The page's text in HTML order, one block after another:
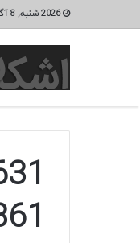
2026 شنبه, 8 آگوست